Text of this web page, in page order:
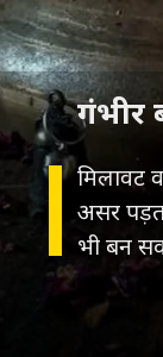
मिलावट
असर
भी बन
गंभीर